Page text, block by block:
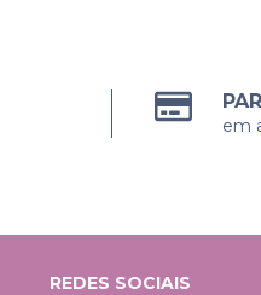
em
REDES SOCIAIS